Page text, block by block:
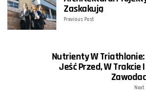
Zaskakują
Previous Post
Nutrienty W Triathlonie:
Jeść Przed, W Trakcie
Next